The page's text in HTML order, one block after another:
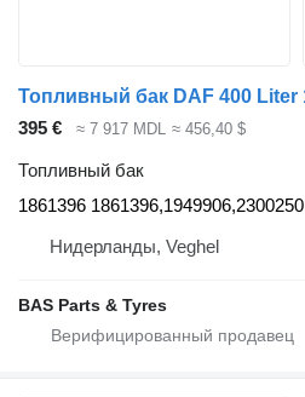
395 € ≈ 7 917 MDL ≈ 456,40 $
Топливный бак
1861396 1861396,1949906,2300250
Нидерланды, Veghel
BAS Parts & Tyres